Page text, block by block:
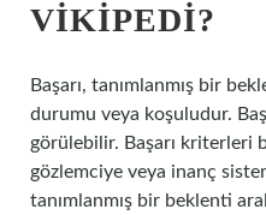
VIKIPEDI?
Başarı, tanımlanmış bir
durumu veya koşuludur.
görülebilir. Başarı kriterleri
gözlemciye veya inanç
tanımlanmış bir beklenti